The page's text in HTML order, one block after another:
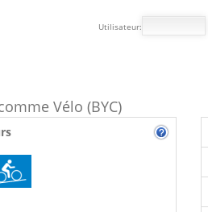
Utilisateur:
Vélo (BYC)